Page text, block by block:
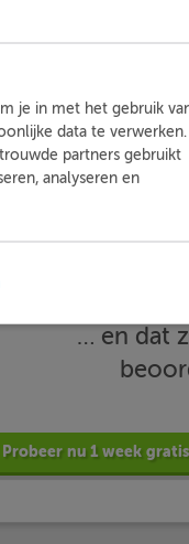
… en dat
Probeer nu 1 week gratis
je in met het gebruik
data te verwerken.
partners gebruikt
analyseren en